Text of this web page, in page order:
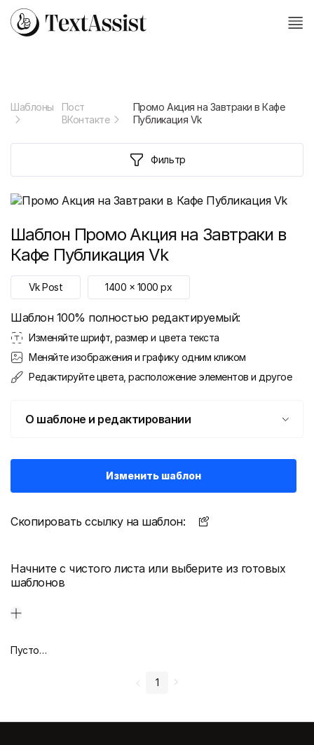
Шаблоны
Пост
ВКонтакте
Промо Акция на Завтраки в Кафе
Публикация Vk
Фильтр
Шаблон Промо Акция на Завтраки в
Кафе Публикация Vk
Vk Post 1400 x 1000 px
Шаблон 100% полностью редактируемый:
Изменяйте шрифт, размер и цвета текста
Меняйте изображения и графику одним кликом
Редактируйте цвета, расположение элементов и другое
О шаблоне и редактировании
Изменить шаблон
Скопировать ссылку на шаблон:
Начните с чистого листа или выберите из готовых
шаблонов
Пустой дизайн-макет
1